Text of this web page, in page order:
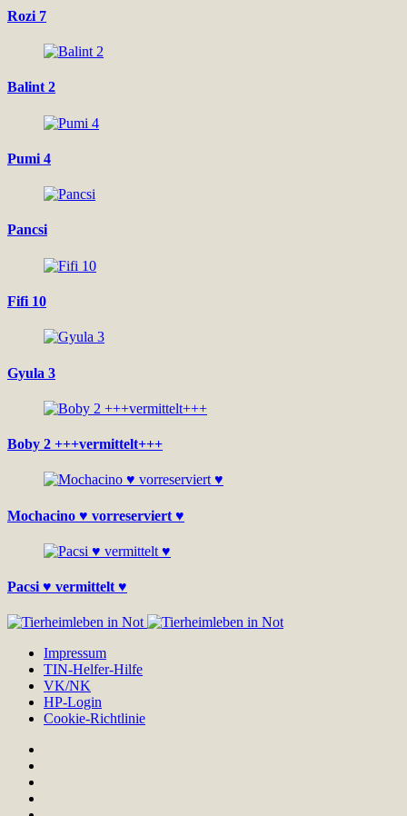
Rozi 7
Balint 2
Pumi 4
Pancsi
Fifi 10
Gyula 3
Boby 2 +++vermittelt+++
Mochacino ♥ vorreserviert ♥
Pacsi ♥ vermittelt ♥
Impressum
TIN-Helfer-Hilfe
VK/NK
HP-Login
Cookie-Richtlinie